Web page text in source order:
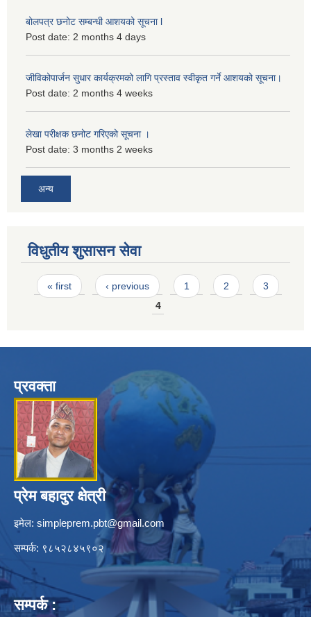
बोलपत्र छनोट सम्बन्धी आशयको सूचना l
Post date: 2 months 4 days
जीविकोपार्जन सुधार कार्यक्रमको लागि प्रस्ताव स्वीकृत गर्ने आशयको सूचना।
Post date: 2 months 4 weeks
लेखा परीक्षक छनोट गरिएको सूचना ।
Post date: 3 months 2 weeks
अन्य
विधुतीय शुसासन सेवा
Pages
« first ‹ previous 1 2
3
4
प्रवक्ता
प्रेम बहादुर क्षेत्री
इमेल: simpleprem.pbt@gmail.com
सम्पर्क: ९८५२८४५९०२
सम्पर्क :